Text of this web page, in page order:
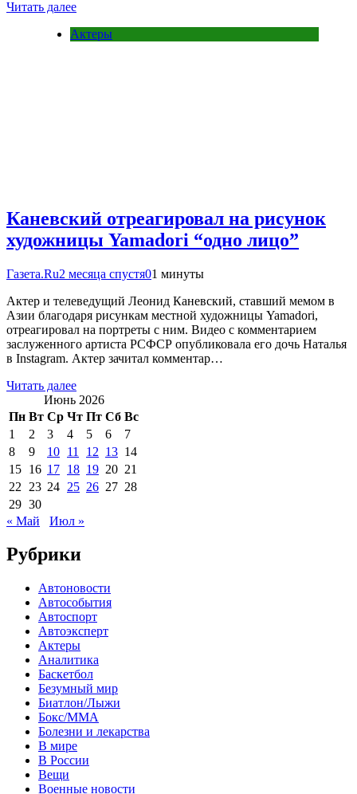
Читать далее
Актеры
Каневский отреагировал на рисунок
художницы Yamadori “одно лицо”
Газета.Ru2 месяца спустя01 минуты
Актер и телеведущий Леонид Каневский, ставший мемом в
Азии благодаря рисункам местной художницы Yamadori,
отреагировал на портреты с ним. Видео с комментарием
заслуженного артиста РСФСР опубликовала его дочь Наталья
в Instagram. Актер зачитал комментар…
Читать далее
Июнь 2026
Пн Вт Ср Чт Пт Сб Вс
1
2 3 4 5 6
7
8
9 10 11 12 13 14
15 16 17 18 19 20 21
22
23 24 25 26 27 28
29 30
« Май
Июл »
Рубрики
Автоновости
Автособытия
Автоспорт
Автоэксперт
Актеры
Аналитика
Баскетбол
Безумный мир
Биатлон/Лыжи
Бокс/MMA
Болезни и лекарства
В мире
В России
Вещи
Военные новости